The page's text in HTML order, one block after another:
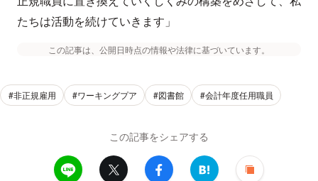
たちは活動を続けていきます」
この記事は、公開日時点の情報や法律に基づいています。
#非正規雇用 #ワーキングプア #図書館 #会計年度任用職員
この記事をシェアする